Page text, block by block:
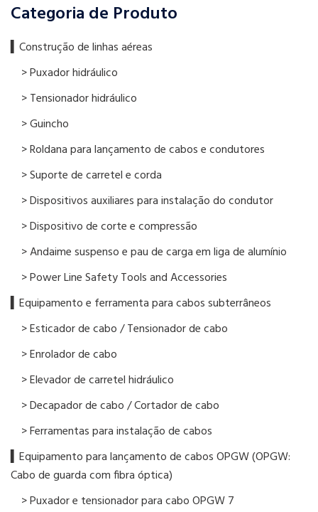
Categoria de Produto
▍​Construção de linhas aéreas
> Puxador hidráulico
> Tensionador hidráulico
> Guincho
> Roldana para lançamento de cabos e condutores
> Suporte de carretel e corda
> Dispositivos auxiliares para instalação do condutor
> Dispositivo de corte e compressão
> Andaime suspenso e pau de carga em liga de alumínio
> Power Line Safety Tools and Accessories
▍Equipamento e ferramenta para cabos subterrâneos
> Esticador de cabo / Tensionador de cabo
> Enrolador de cabo
> Elevador de carretel hidráulico
> Decapador de cabo / Cortador de cabo
> Ferramentas para instalação de cabos
▍Equipamento para lançamento de cabos OPGW (OPGW:
Cabo de guarda com fibra óptica)
> Puxador e tensionador para cabo OPGW 7